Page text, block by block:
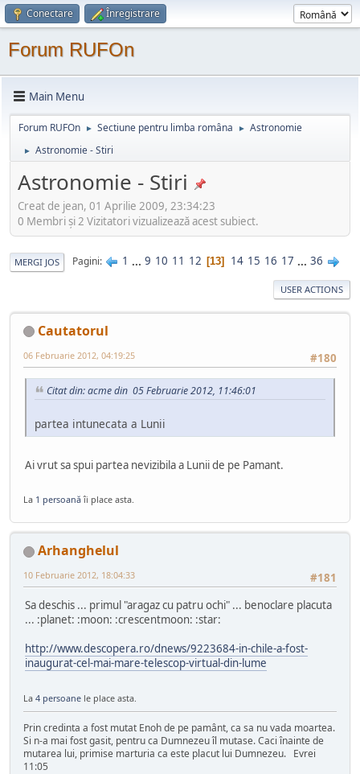
Conectare Înregistrare
Forum RUFOn
Main Menu
Forum RUFOn ► Sectiune pentru limba româna ► Astronomie
► Astronomie - Stiri
Astronomie - Stiri
Creat de jean, 01 Aprilie 2009, 23:34:23
0 Membri şi 2 Vizitatori vizualizează acest subiect.
MERGI JOS Pagini 1 ... 9 10 11 12 13 14 15 16 17 ... 36
USER ACTIONS
Cautatorul
#180
06 Februarie 2012, 04:19:25
Citat din: acme din 05 Februarie 2012, 11:46:01
partea intunecata a Lunii
Ai vrut sa spui partea nevizibila a Lunii de pe Pamant.
La 1 persoanăîi place asta.
Arhanghelul
#181
10 Februarie 2012, 18:04:33
Sa deschis ... primul "aragaz cu patru ochi" ... benoclare placuta
... :planet: :moon: :crescentmoon: :star:
http://www.descopera.ro/dnews/9223684-in-chile-a-fost-
inaugurat-cel-mai-mare-telescop-virtual-din-lume
La 4 persoane le place asta.
Prin credinta a fost mutat Enoh de pe pamânt, ca sa nu vada moartea.
Si n-a mai fost gasit, pentru ca Dumnezeu îl mutase. Caci înainte de
mutarea lui, primise marturia ca este placut lui Dumnezeu. Evrei
11:05